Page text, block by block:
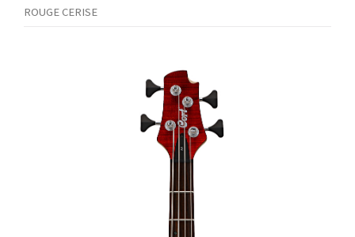
ROUGE CERISE